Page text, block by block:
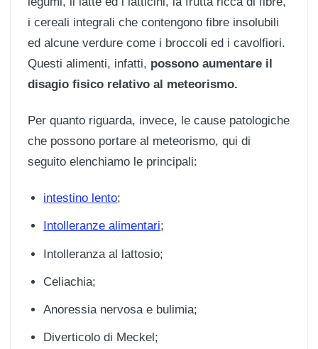
i cereali integrali che contengono fibre insolubili
ed alcune verdure come i broccoli ed i cavolfiori.
Questi alimenti, infatti, possono aumentare il
disagio fisico relativo al meteorismo.
Per quanto riguarda, invece, le cause patologiche
che possono portare al meteorismo, qui di
seguito elenchiamo le principali:
intestino lento;
Intolleranze alimentari;
Intolleranza al lattosio;
Celiachia;
Anoressia nervosa e bulimia;
Diverticolo di Meckel;